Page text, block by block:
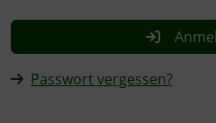
Passwort vergessen?